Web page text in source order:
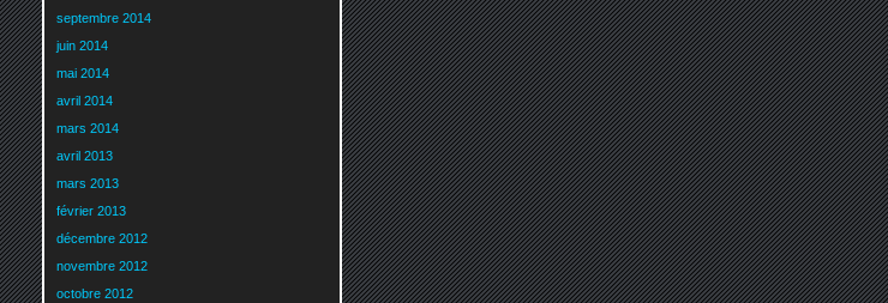
septembre 2014
juin 2014
mai 2014
avril 2014
mars 2014
avril 2013
mars 2013
février 2013
décembre 2012
novembre 2012
octobre 2012